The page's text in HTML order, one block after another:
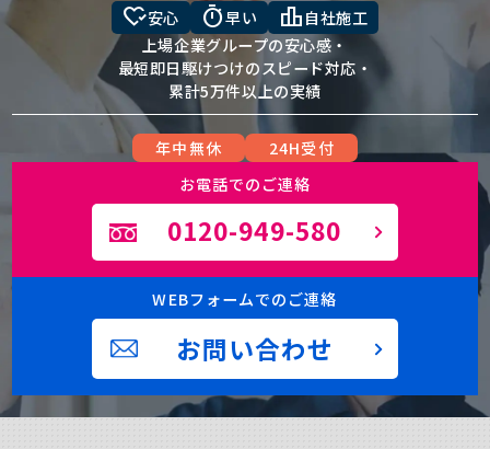
heart_check安心 timer早い leaderboard 自社施工
上場企業グループの安心感・
最短即日駆けつけのスピード対応・
累計5万件以上の実績
年中無休
24H受付
お電話でのご連絡
0120-949-580
WEBフォームでのご連絡
お問い合わせ